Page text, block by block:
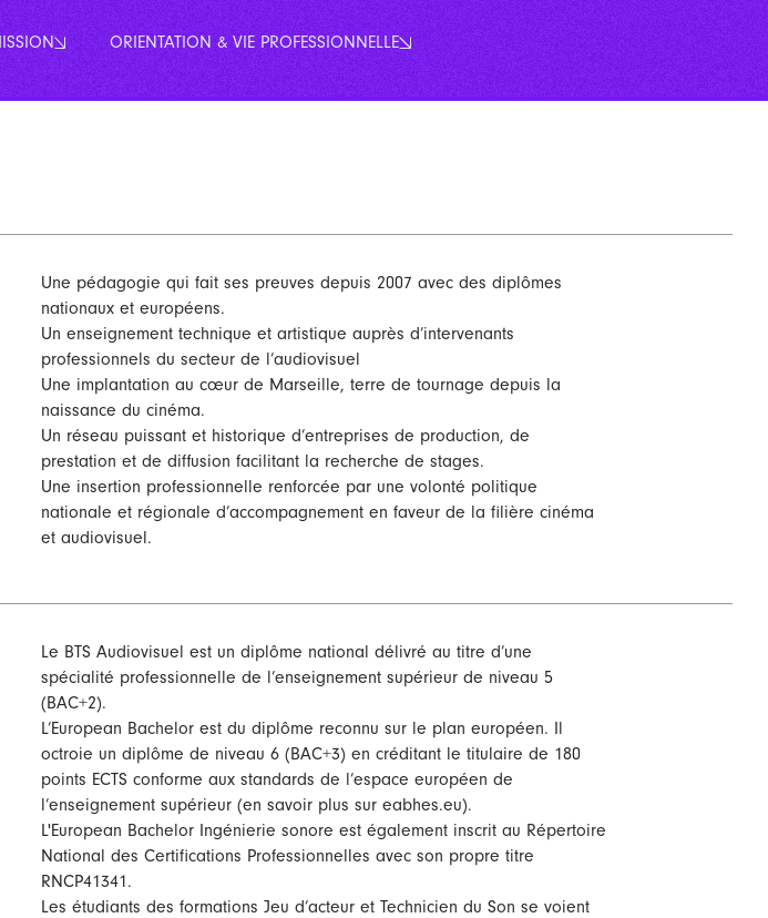
ORIENTATION & VIE PROFESSIONNELLE
Une pédagogie qui fait ses preuves depuis 2007 avec des diplômes
nationaux et européens.
Un enseignement technique et artistique auprès d’intervenants
professionnels du secteur de l’audiovisuel
Une implantation au cœur de Marseille, terre de tournage depuis la
naissance du cinéma.
Un réseau puissant et historique d’entreprises de production, de
prestation et de diffusion facilitant la recherche de stages.
Une insertion professionnelle renforcée par une volonté politique
nationale et régionale d’accompagnement en faveur de la filière cinéma
et audiovisuel.
Le BTS Audiovisuel est un diplôme national délivré au titre d’une
spécialité professionnelle de l’enseignement supérieur de niveau 5
(BAC+2).
L’European Bachelor est du diplôme reconnu sur le plan européen. Il
octroie un diplôme de niveau 6 (BAC+3) en créditant le titulaire de 180
points ECTS conforme aux standards de l’espace européen de
l’enseignement supérieur (en savoir plus sur eabhes.eu).
L'European Bachelor Ingénierie sonore est également inscrit au Répertoire
National des Certifications Professionnelles avec son propre titre
RNCP41341.
Les étudiants des formations Jeu d’acteur et Technicien du Son se voient